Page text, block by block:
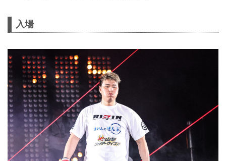
入場